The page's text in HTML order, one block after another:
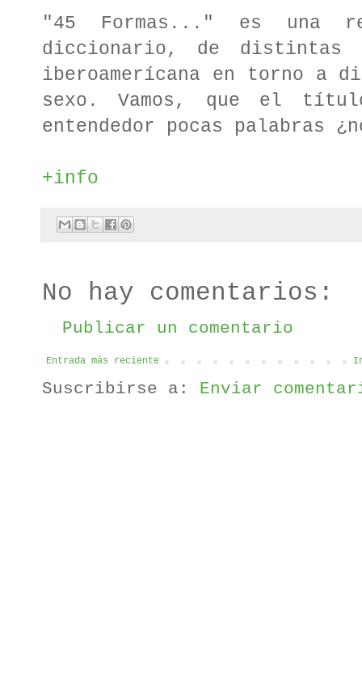
"45 Formas..." es una
diccionario, de distintas
iberoamerícana en torno a
sexo. Vamos, que el
entendedor pocas palabras
+info
No hay comentarios:
Publicar un comentario
Entrada más reciente
Suscribirse a: Enviar